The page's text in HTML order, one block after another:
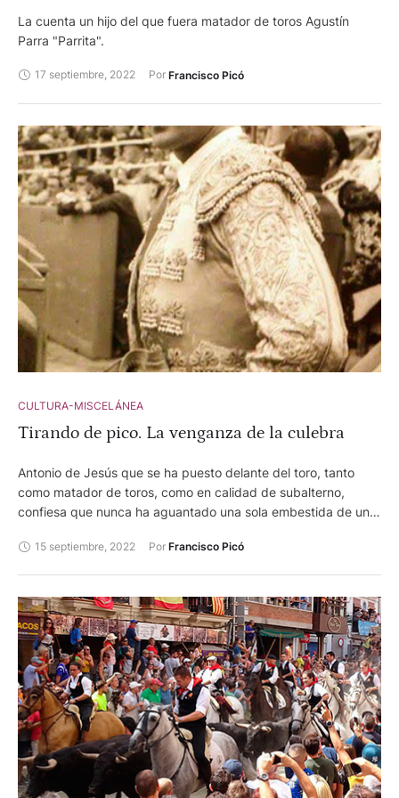
La cuenta un hijo del que fuera matador de toros Agustín
Parra "Parrita".
17 septiembre, 2022 Por Francisco Picó
CULTURA-MISCELÁNEA
Tirando de pico. La venganza de la culebra
Antonio de Jesús que se ha puesto delante del toro, tanto
como matador de toros, como en calidad de subalterno,
confiesa que nunca ha aguantado una sola embestida de una
15 septiembre, 2022 Por Francisco Picó